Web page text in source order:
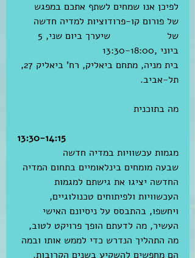
לפיכן אנו שמחים לשתף אתכם במפגש
של פורום קו-פרודוציות למדיה חדשה
של
ביוני ,13:30-18:00
בית מניה, מתחם ביאליק, רח' ביאליק 27,
תל-אביב.
מה בתוכנית
13:30-14:15
מגמות עכשוויות במדיה חדשה
שבעה מומחים בינלאומיים בתחום המדיה
החדשה יציגו את גישתם למגמות
העכשוויות ולפיתוחים טכנולוגיים,
ויחשפו, בהתבסס על ניסיונם האישי
העשיר, מה לדעתם הופך פרויקט לטוב,
מה התהליך הנדרש כדי לממש אותו ובמה
הם מחפשים להשקיע בשנים הקרובות.